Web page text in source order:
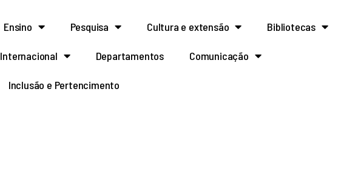
Ensino Pesquisa Cultura e extensão Bibliotecas
Internacional Departamentos Comunicação
Inclusão e Pertencimento